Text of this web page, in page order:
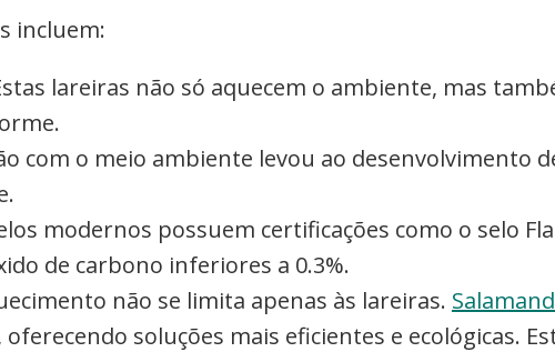
incluem:
lareiras não só aquecem o ambiente, mas
com o meio ambiente levou ao desenvolvimento
modernos possuem certificações como o selo
de carbono inferiores a 0.3%.
não se limita apenas às lareiras.
soluções mais eficientes e ecológicas.